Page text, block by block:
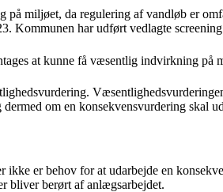
på miljøet, da regulering af vandløb er
Kommunen har udført vedlagte
at kunne få væsentlig indvirkning på
om en konsekvensvurdering skal
ikke er behov for at udarbejde en
bliver berørt af anlægsarbejdet.